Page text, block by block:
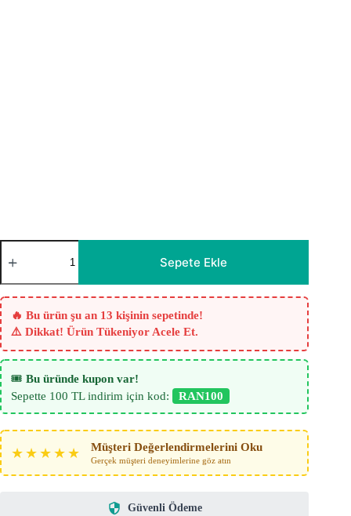
Casares
Şerit
File
Tül
Perde
-
Hardal
Sarısı
-
Pati
Dostu
adet
Sepete Ekle
🔥 Bu ürün şu an 13 kişinin sepetinde!
⚠️ Dikkat! Ürün Tükeniyor Acele Et.
🎟️ Bu üründe kupon var!
Sepette 100 TL indirim için kod:
RAN100
★★★★★ Müşteri Değerlendirmelerini Oku
Gerçek müşteri deneyimlerine göz atın
Güvenli Ödeme